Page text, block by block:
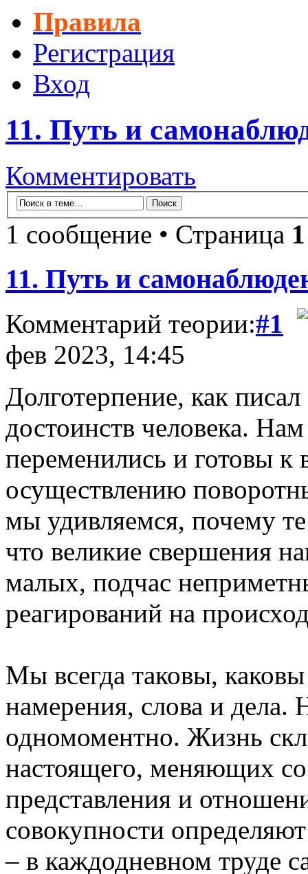
Правила
Регистрация
Вход
11. Путь и
Комментировать
1 сообщение • Страница 1
11. Путь и
Комментарий теории:#1
фев 2023, 14:45
Долготерпение, как
достоинств человека.
переменились и готовы
осуществлению
мы удивляемся, почему
что великие свершения
малых, подчас
реагирований на
Мы всегда таковы,
намерения, слова и дела.
одномоментно. Жизнь
настоящего, меняющих
представления и
совокупности
– в каждодневном труде